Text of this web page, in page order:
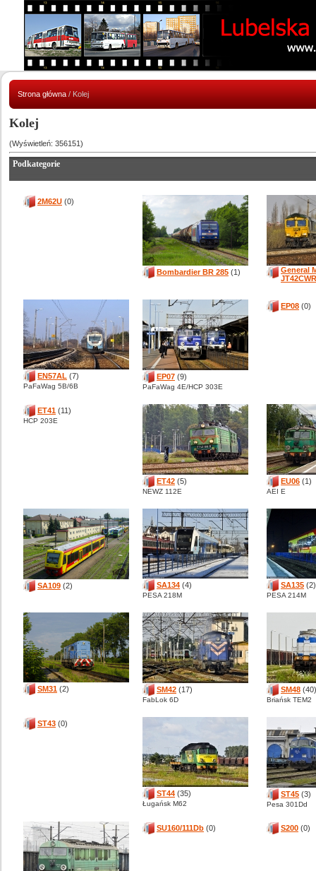
Strona główna / Kolej
Kolej
(Wyświetleń: 356151)
Podkategorie
2M62U (0)
Bombardier BR 285 (1)
General
EN57AL (7)
PaFaWag 5B/6B
EP07 (9)
PaFaWag 4E/HCP 303E
EP08 (0)
ET41 (11)
HCP 203E
ET42 (5)
NEWZ 112E
EU06 (1)
AEI E
SA109 (2) SA134 (4)
PESA 218M
SA135 (2)
PESA 214M
SM31 (2) SM42 (17)
FabLok 6D
SM48 (40)
Briańsk TEM2
ST43 (0)
ST44 (35)
Ługańsk M62
ST45 (3)
Pesa 301Dd
SU160/111Db (0) S200 (0)